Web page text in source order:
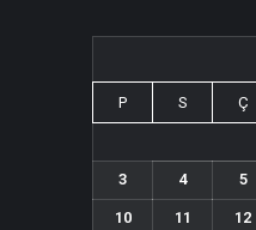
P S Ç
3 4 5
10 11 12